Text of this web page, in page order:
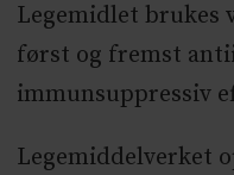
Legemidlet brukes
først og fremst
immunsuppressiv
Legemiddelverket